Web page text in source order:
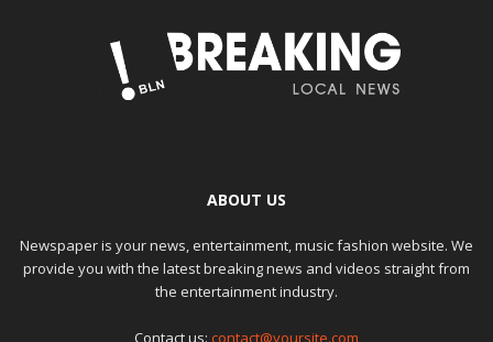
ABOUT US
Newspaper is your news, entertainment, music fashion website. We
provide you with the latest breaking news and videos straight from
the entertainment industry.
Contact us: contact@yoursite.com